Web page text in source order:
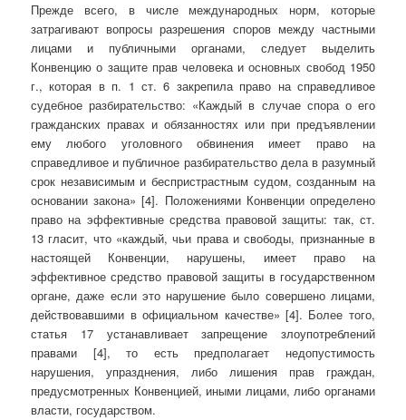
Прежде всего, в числе международных норм, которые
затрагивают вопросы разрешения споров между частными
лицами и публичными органами, следует выделить
Конвенцию о защите прав человека и основных свобод 1950
г., которая в п. 1 ст. 6 закрепила право на справедливое
судебное разбирательство: «Каждый в случае спора о его
гражданских правах и обязанностях или при предъявлении
ему любого уголовного обвинения имеет право на
справедливое и публичное разбирательство дела в разумный
срок независимым и беспристрастным судом, созданным на
основании закона» [4]. Положениями Конвенции определено
право на эффективные средства правовой защиты: так, ст.
13 гласит, что «каждый, чьи права и свободы, признанные в
настоящей Конвенции, нарушены, имеет право на
эффективное средство правовой защиты в государственном
органе, даже если это нарушение было совершено лицами,
действовавшими в официальном качестве» [4]. Более того,
статья 17 устанавливает запрещение злоупотреблений
правами [4], то есть предполагает недопустимость
нарушения, упразднения, либо лишения прав граждан,
предусмотренных Конвенцией, иными лицами, либо органами
власти, государством.